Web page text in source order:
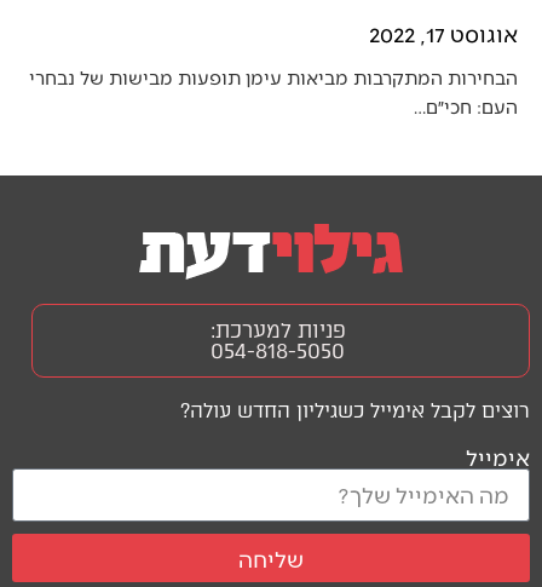
אוגוסט 17, 2022
הבחירות המתקרבות מביאות עימן תופעות מבישות של נבחרי
העם: חכי״ם…
רוצים לקבל אימייל כשגיליון החדש עולה?
אימייל
שליחה
פניות למערכת:
054-818-5050